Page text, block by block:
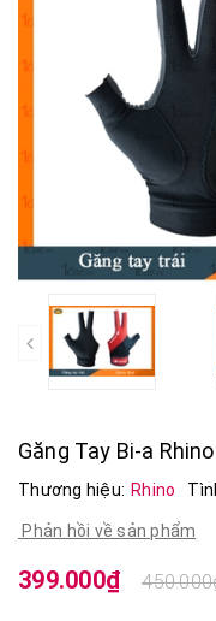
Găng Tay Bi-a
Thương hiệu: Rhino
Phản hồi về sản phẩm
399.000₫